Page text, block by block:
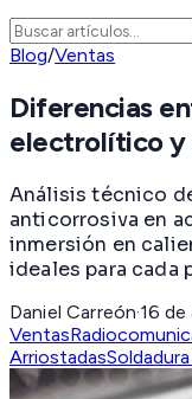
Blog/Ventas
Diferencias
electrolítico y
Análisis técnico
anticorrosiva en
inmersión en
ideales para cada
Daniel Carreón·16 de
Ventas
Arriostadas